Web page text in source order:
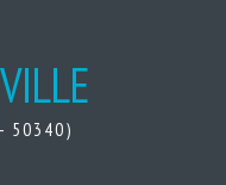
50340)